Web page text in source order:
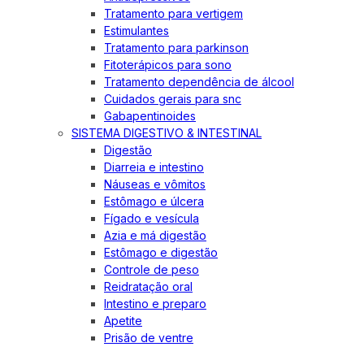
Tratamento para vertigem
Estimulantes
Tratamento para parkinson
Fitoterápicos para sono
Tratamento dependência de álcool
Cuidados gerais para snc
Gabapentinoides
SISTEMA DIGESTIVO & INTESTINAL
Digestão
Diarreia e intestino
Náuseas e vômitos
Estômago e úlcera
Fígado e vesícula
Azia e má digestão
Estômago e digestão
Controle de peso
Reidratação oral
Intestino e preparo
Apetite
Prisão de ventre